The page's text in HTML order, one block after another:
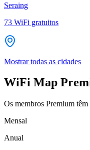
Seraing
73 WiFi gratuitos
Mostrar todas as cidades
WiFi Map
Os membros Premium
Mensal
Anual